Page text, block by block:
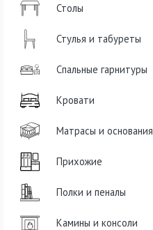
Столы
Стулья и табуреты
Спальные гарнитуры
Кровати
Матрасы и основания
Прихожие
Полки и пеналы
Камины и консоли